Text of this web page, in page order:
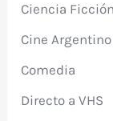
Ciencia Ficción
Cine Argentino
Comedia
Directo a VHS